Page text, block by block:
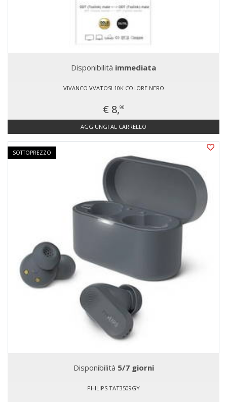
Disponibilità immediata
VIVANCO VVATOSL10K COLORE NERO
€ 8,90
AGGIUNGI AL CARRELLO
SOTTOPREZZO
Disponibilità 5/7 giorni
PHILIPS TAT3509GY